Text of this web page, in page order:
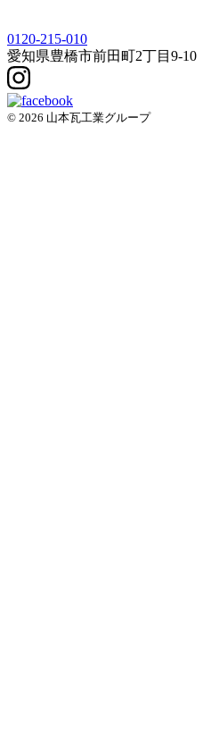
0120-215-010
愛知県豊橋市前田町2丁目9-10
© 2026 山本瓦工業グループ